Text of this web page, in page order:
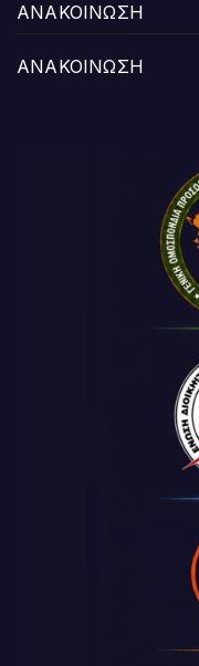
ΑΝΑΚΟΙΝΩΣΗ
ΑΝΑΚΟΙΝΩΣΗ